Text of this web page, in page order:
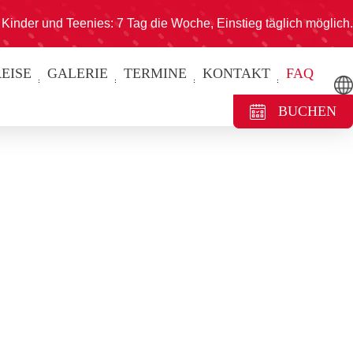
und Teenies: 7 Tag die Woche, Einstieg täglich möglich.
BUCHEN
GALERIE TERMINE KONTAKT FAQ